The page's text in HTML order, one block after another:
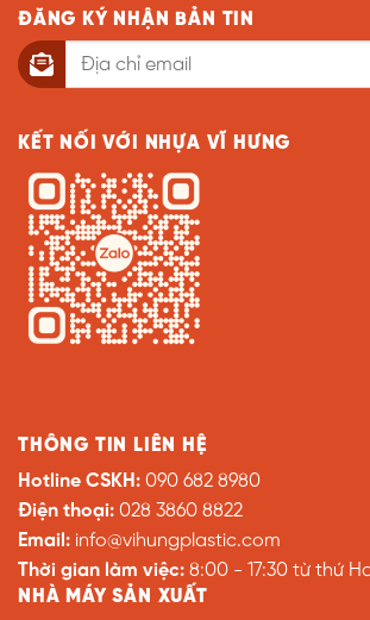
ĐĂNG KÝ NHẬN BẢN TIN
KẾT NỐI VỚI NHỰA VĨ HƯNG
THÔNG TIN LIÊN HỆ
Hotline CSKH: 090 682 8980
Điện thoại: 028 3860 8822
Email: info@vihungplastic.com
Thời gian làm việc: 8:00 - 17:30 từ thứ
NHÀ MÁY SẢN XUẤT